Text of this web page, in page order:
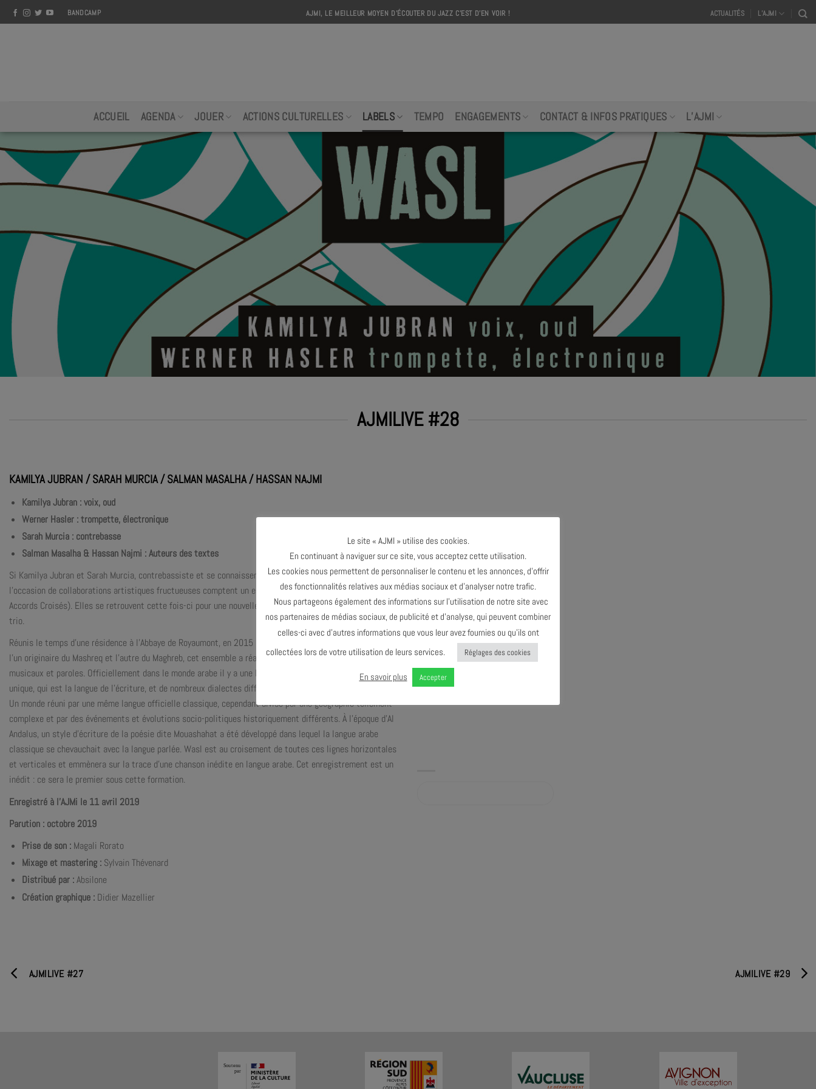
Skip
to
BANDCAMP AJMI, LE MEILLEUR MOYEN D'ÉCOUTER DU JAZZ C'EST D'EN VOIR ! ACTUALITÉS L’AJMI
ACCUEIL AGENDA JOUER ACTIONS CULTURELLES LABELS TEMPO ENGAGEMENTS CONTACT & INFOS PRATIQUES L’AJMI
AJMILIVE #28
KAMILYA JUBRAN / SARAH MURCIA / SALMAN MASALHA / HASSAN NAJMI
Kamilya Jubran : voix, oud
Werner Hasler : trompette, électronique
Sarah Murcia : contrebasse
Salman Masalha & Hassan Najmi : Auteurs des textes
Si Kamilya Jubran et Sarah Murcia, contrebassiste et se connaissent depuis plus de 15 ans et ont déjà eu
l’occasion de collaborations artistiques fructueuses comptent un enregistrement en duo (Nahoul’ – 2013,
Accords Croisés). Elles se retrouvent cette fois-ci pour une nouvelle « connection » (en arabe, Wasl) en
trio.
Réunis le temps d’une résidence à l’Abbaye de Royaumont, en 2015 avec 2 poètes issus du monde arabe,
l’un originaire du Mashreq et l’autre du Maghreb, cet ensemble a réalisé un projet qui rassemble éléments
musicaux et paroles. Officiellement dans le monde arabe il y a une langue classique ou bien littéraire
unique, qui est la langue de l’écriture, et de nombreux dialectes différents, qui sont les langues parlées.
Un monde réuni par une même langue officielle classique, cependant divisé par une géographie tellement
complexe et par des événements et évolutions socio-politiques historiquement différents. À l’époque d’Al
Andalus, un style d’écriture de la poésie dite Mouashahat a été développé dans lequel la langue arabe
classique se chevauchait avec la langue parlée. Wasl est au croisement de toutes ces lignes horizontales
et verticales et emmènera sur la trace d’une chanson inédite en langue arabe. Cet enregistrement est un
inédit : ce sera le premier sous cette formation.
Enregistré à l’AJMi le 11 avril 2019
Parution : octobre 2019
Prise de son :Magali Rorato
Mixage et mastering : Sylvain Thévenard
Distribué par :Absilone
Création graphique :Didier Mazellier
AJMILIVE #27 AJMILIVE #29
Le site « AJMI » utilise des cookies.
En continuant à naviguer sur ce site, vous acceptez cette utilisation.
Les cookies nous permettent de personnaliser le contenu et les annonces, d’offrir
des fonctionnalités relatives aux médias sociaux et d’analyser notre trafic.
Nous partageons également des informations sur l’utilisation de notre site avec
nos partenaires de médias sociaux, de publicité et d’analyse, qui peuvent combiner
celles-ci avec d’autres informations que vous leur avez fournies ou qu’ils ont
collectées lors de votre utilisation de leurs services.
Réglages des cookies
En savoir plus Accepter